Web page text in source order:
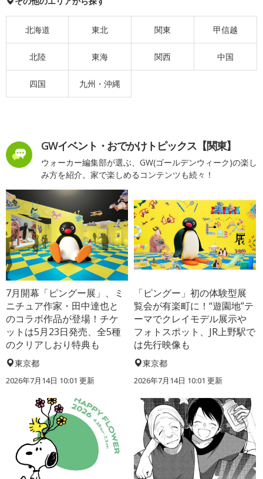
北海道 東北 関東 甲信越
北陸 東海 関西 中国
四国 九州・沖縄
GWイベント・おでかけトピックス【関東】
ウォーカー編集部が選ぶ、GW(ゴールデンウィーク)の楽し
み方を紹介。家で楽しめるコンテンツも続々！
7月開幕「ピングー展」、ミ
ニチュア作家・田中達也と
のコラボ作品が登場！チケ
ットは5月23日発売、全5種
のクリアしおり特典も
東京都
2026年7月14日 10:01 更新
「ピングー」初の体験型展
覧会が有楽町に！“遊園地”テ
ーマでクレイモデル展示や
フォトスポット、JR上野駅で
は先行映像も
東京都
2026年7月14日 10:01 更新